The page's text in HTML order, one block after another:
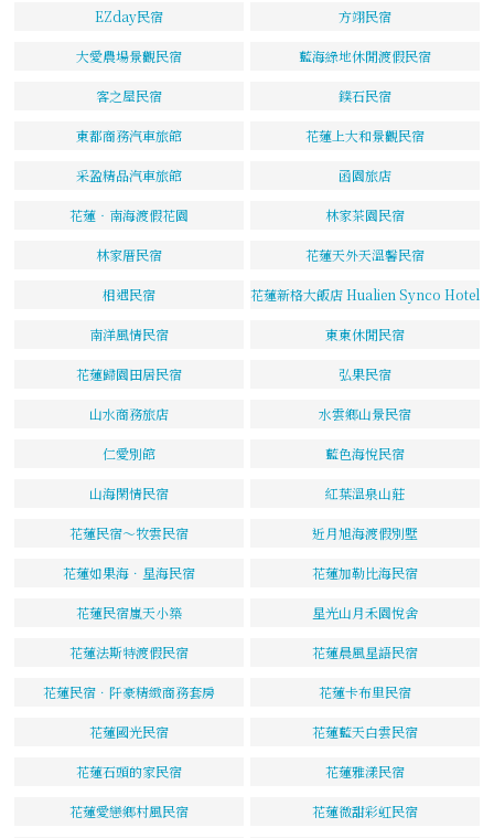
EZday民宿 方翊民宿
大愛農場景觀民宿 藍海綠地休閒渡假民宿
客之屋民宿 鏷石民宿
東都商務汽車旅館 花蓮上大和景觀民宿
采盈精品汽車旅館 函園旅店
花蓮‧南海渡假花園 林家茶園民宿
林家厝民宿 花蓮天外天溫馨民宿
相遇民宿 花蓮新格大飯店 Hualien Synco Hotel
南洋風情民宿 東東休閒民宿
花蓮歸園田居民宿 弘果民宿
山水商務旅店 水雲鄉山景民宿
仁愛別館 藍色海悅民宿
山海閑情民宿 紅葉溫泉山莊
花蓮民宿～牧雲民宿 近月旭海渡假別墅
花蓮如果海．星海民宿 花蓮加勒比海民宿
花蓮民宿嵐天小築 星光山月禾園悅舍
花蓮法斯特渡假民宿 花蓮晨風星語民宿
花蓮民宿．阡豪精緻商務套房 花蓮卡布里民宿
花蓮國光民宿 花蓮藍天白雲民宿
花蓮石頭的家民宿 花蓮雅漾民宿
花蓮愛戀鄉村風民宿 花蓮微甜彩虹民宿